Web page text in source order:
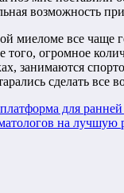
возможность
миеломе все чаще
того, огромное
занимаются
сделать
для ранней
на лучшую